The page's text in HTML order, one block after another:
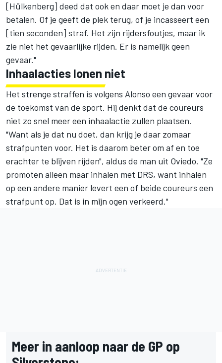
[Hülkenberg] deed dat ook en daar moet je dan voor
betalen. Of je geeft de plek terug, of je incasseert een
[tien seconden] straf. Het zijn rijdersfoutjes, maar ik
zie niet het gevaarlijke rijden. Er is namelijk geen
gevaar."
Inhaalacties lonen niet
Het strenge straffen is volgens Alonso een gevaar voor
de toekomst van de sport. Hij denkt dat de coureurs
niet zo snel meer een inhaalactie zullen plaatsen.
"Want als je dat nu doet, dan krijg je daar zomaar
strafpunten voor. Het is daarom beter om af en toe
erachter te blijven rijden", aldus de man uit Oviedo. "Ze
promoten alleen maar inhalen met DRS, want inhalen
op een andere manier levert een of beide coureurs een
strafpunt op. Dat is in mijn ogen verkeerd."
Meer in aanloop naar de GP op